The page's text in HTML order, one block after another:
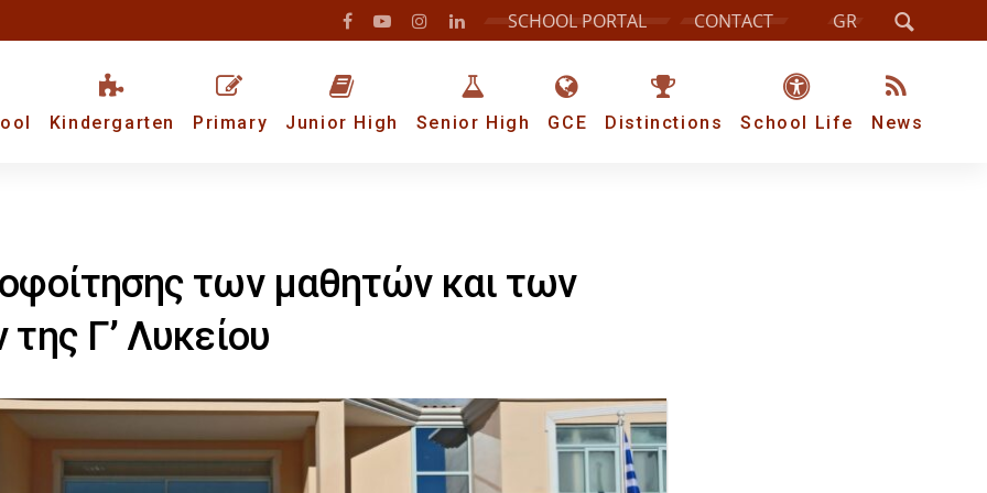
SCHOOL PORTAL CONTACT GR
Kindergarten Primary Junior High Senior High GCE Distinctions School Life News
των μαθητών και των
Γ’ Λυκείου